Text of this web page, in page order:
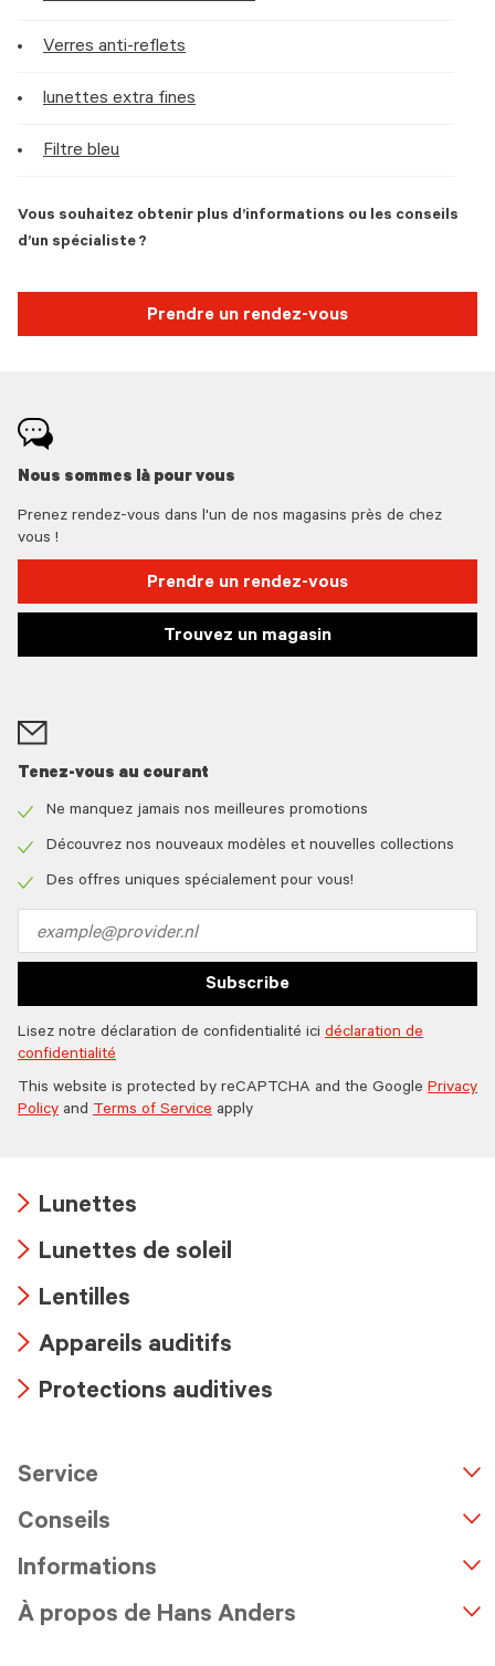
Verres anti-reflets
lunettes extra fines
Filtre bleu
Vous souhaitez obtenir plus d’informations ou les conseils
d’un spécialiste ?
Prendre un rendez-vous
Nous sommes là pour vous
Prenez rendez-vous dans l'un de nos magasins près de chez
vous !
Prendre un rendez-vous
Trouvez un magasin
Tenez-vous au courant
icon
Ne manquez jamais nos meilleures promotions
icon
Découvrez nos nouveaux modèles et nouvelles collections
Des offres uniques spécialement pour vous!
address
Subscribe
Lisez notre déclaration de confidentialité ici déclaration de
confidentialité
This website is protected by reCAPTCHA and the Google Privacy
Policy and Terms of Service apply
icon
Lunettes
icon
Lunettes de soleil
icon
Lentilles
icon
Appareils auditifs
Protections auditives
Service
Conseils
Informations
À propos de Hans Anders